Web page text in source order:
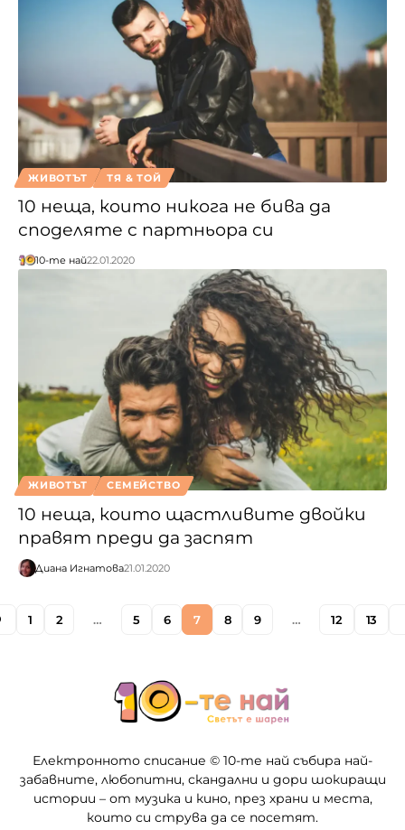
ЖИВОТЪТ ТЯ & ТОЙ
10 неща, които никога не бива да
споделяте с партньора си
10-те най22.01.2020
ЖИВОТЪТ СЕМЕЙСТВО
10 неща, които щастливите двойки
правят преди да заспят
Диана Игнатова21.01.2020
1 2 … 5 6 7 8 9 … 12 13
Електронното списание © 10-те най събира най-
забавните, любопитни, скандални и дори шокиращи
истории – от музика и кино, през храни и места,
които си струва да се посетят.